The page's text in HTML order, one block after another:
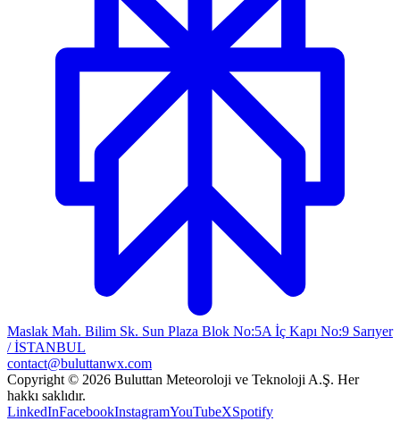
Maslak Mah. Bilim Sk. Sun Plaza Blok No:5A İç Kapı No:9 Sarıyer
/ İSTANBUL
contact@buluttanwx.com
Copyright © 2026 Buluttan Meteoroloji ve Teknoloji A.Ş. Her
hakkı saklıdır.
LinkedInFacebookInstagramYouTubeXSpotify